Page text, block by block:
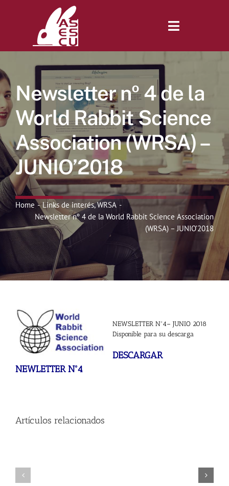
Toggle
Revista
Tienda
Lonjas
Symposiums
Noticias
Hazte Socio
Contactar
WooCommerce My Account
Newsletter nº 4 de la
World Rabbit Science
Association (WRSA) –
JUNIO’2018
Home Links de interés WRSA
Newsletter nº 4 de la World Rabbit Science Association
(WRSA) – JUNIO’2018
NEWSLETTER Nº4– JUNIO 2018
Disponible para su descarga
DESCARGAR
NEWLETTER Nº4
Artículos relacionados